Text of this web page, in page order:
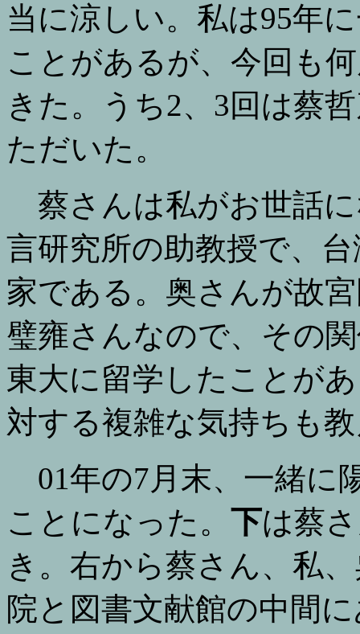
当に涼しい。私は95年
ことがあるが、今回も
きた。うち2、3回は蔡
ただいた。
蔡さんは私がお世話
言研究所の助教授で、
家である。奥さんが故
璧雍さんなので、その
東大に留学したことが
対する複雑な気持ちも
01年の7月末、一緒に
ことになった。 下は蔡
き。右から蔡さん、私
院と図書文献館の中間